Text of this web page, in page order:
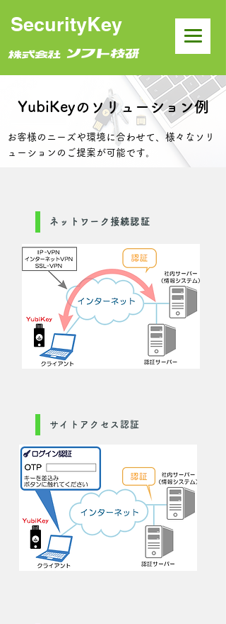
SecurityKey
YubiKeyのソリューション例
お客様のニーズや環境に合わせて、様々なソリ
ューションのご提案が可能です。
ネットワーク接続認証
サイトアクセス認証